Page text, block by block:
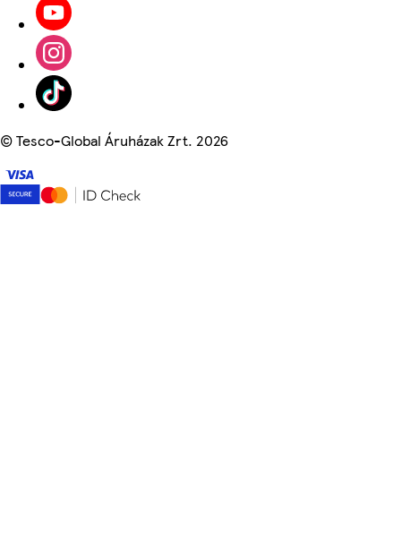
©Tesco-Global Áruházak Zrt. 2026